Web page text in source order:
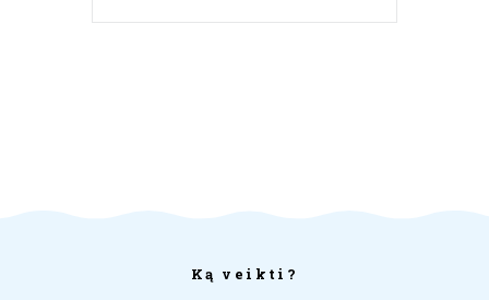
Ką veikti?